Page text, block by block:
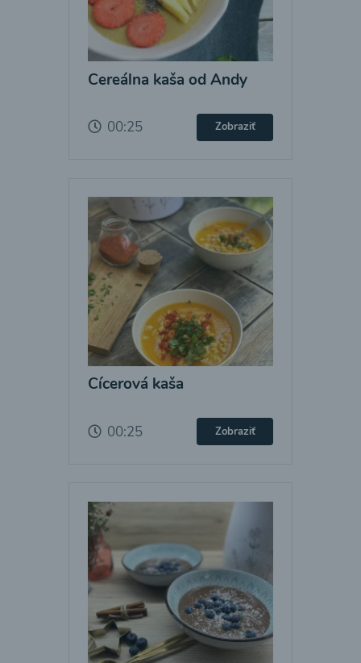
Cereálna kaša od Andy
00:25 Zobraziť
Cícerová kaša
00:25 Zobraziť